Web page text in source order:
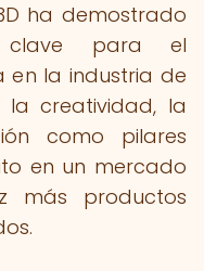
ha demostrado
clave para el
en la industria de
la creatividad, la
como pilares
en un mercado
más productos